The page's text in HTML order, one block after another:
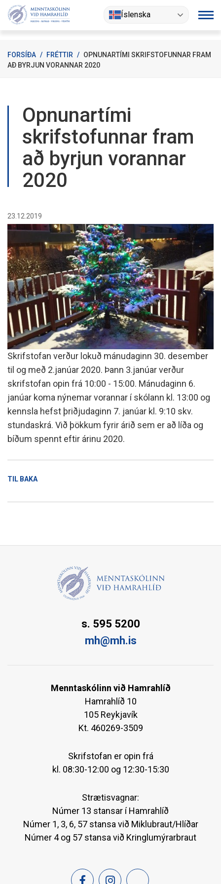
Fara
Íslenska
FORSÍÐA / FRÉTTIR / OPNUNARTÍMI SKRIFSTOFUNNAR FRAM
AÐ BYRJUN VORANNAR 2020
Opnunartími
skrifstofunnar fram
að byrjun vorannar
2020
23.12.2019
Skrifstofan verður lokuð mánudaginn 30. desember
til og með 2.janúar 2020. Þann 3.janúar verður
skrifstofan opin frá 10:00 - 15:00. Mánudaginn 6.
janúar koma nýnemar vorannar í skólann kl. 13:00 og
kennsla hefst þriðjudaginn 7. janúar kl. 9:10 skv.
stundaskrá. Við þökkum fyrir árið sem er að líða og
bíðum spennt eftir árinu 2020.
TIL BAKA
s. 595 5200
mh@mh.is
Menntaskólinn við Hamrahlíð
Hamrahlíð 10
105 Reykjavík
Kt. 460269-3509
Skrifstofan er opin frá
kl. 08:30-12:00 og 12:30-15:30
Strætisvagnar:
Númer 13 stansar í Hamrahlíð
Númer 1, 3, 6, 57 stansa við Miklubraut/Hlíðar
Númer 4 og 57 stansa við Kringlumýrarbraut